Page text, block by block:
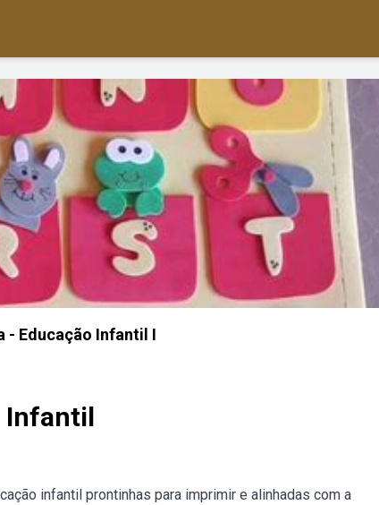
- Educação Infantil I
Infantil
infantil prontinhas para imprimir e alinhadas com a